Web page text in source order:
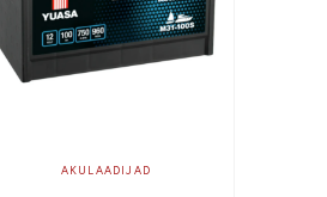
AKULAADIJAD